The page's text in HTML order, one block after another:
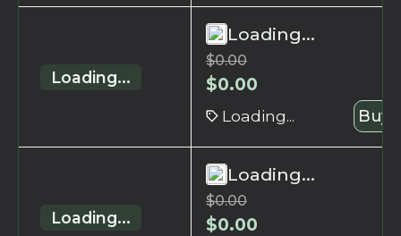
Loading...
Loading...
$0.00
$0.00
Loading... Buy
Loading...
Loading...
$0.00
$0.00